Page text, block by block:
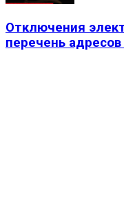
Отключения
перечень